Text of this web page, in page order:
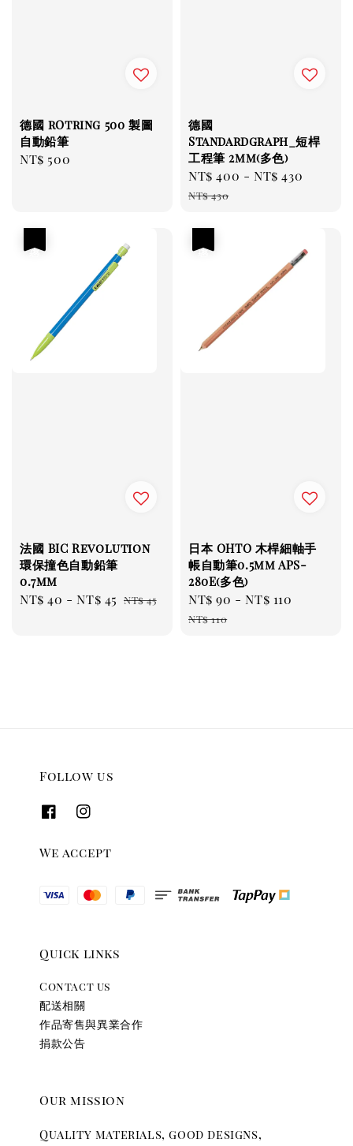
德國 rOtring 500 製圖
自動鉛筆
Regular
NT$ 500
德國
Standardgraph_短桿
工程筆 2mm(多色)
Sale
price
NT$ 400 -NT$ 430
NT$ 430
法國 BIC Revolution
環保撞色自動鉛筆
0.7mm
Sale
NT$ 40 -NT$ 45 Regular
NT$ 45
日本 OHTO 木桿細軸手
帳自動筆0.5mm APS-
280E(多色)
Sale
price
NT$ 90 -NT$ 110
NT$ 110
Follow us
We accept
Quick links
Contact us
配送相關
作品寄售與異業合作
捐款公告
Our mission
Quality materials, good designs,